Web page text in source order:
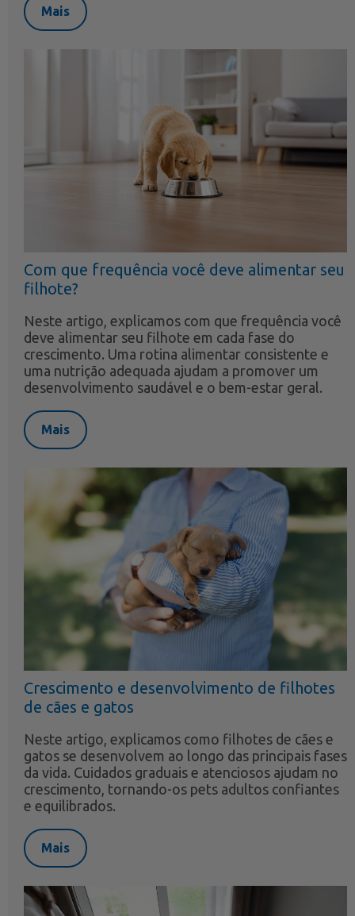
Mais
Com que frequência você deve alimentar seu
filhote?
Neste artigo, explicamos com que frequência você
deve alimentar seu filhote em cada fase do
crescimento. Uma rotina alimentar consistente e
uma nutrição adequada ajudam a promover um
desenvolvimento saudável e o bem-estar geral.
Mais
Crescimento e desenvolvimento de filhotes
de cães e gatos
Neste artigo, explicamos como filhotes de cães e
gatos se desenvolvem ao longo das principais fases
da vida. Cuidados graduais e atenciosos ajudam no
crescimento, tornando-os pets adultos confiantes
e equilibrados.
Mais